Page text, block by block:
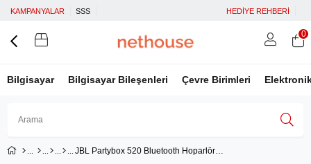
KAMPANYALAR SSS HEDİYE REHBERİ
Bilgisayar Bilgisayar Bileşenleri Çevre Birimleri
Facebook İle Bağlan
0
JBL Partybox 520 Bluetooth Hoparlör ve 2'li Partybox Mikrofon